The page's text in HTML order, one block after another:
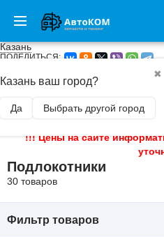
Казань
✖
Казань ваш город?
Да Выбрать другой город
ПОДЕЛИТЬСЯ:
ГЛАВНАЯ / ТЮНИНГ САЛОНА
!!! Цены на сайте
Подлокотники
30 товаров
Фильтр товаров